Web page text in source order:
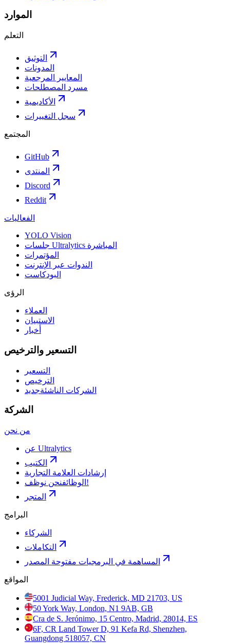
الموارد
التعلم
التوثيق
المدونات
المعايير المرجعية
مسرد المصطلحات
الأكاديمية
سجل التغييرات
المجتمع
GitHub
المنتدى
Discord
Reddit
الفعاليات
YOLO Vision
جلسات Ultralytics المباشرة
المؤتمرات
الندوات عبر الإنترنت
البودكاست
الرؤى
العملاء
الاستبيان
أخبار
التسعير والترخيص
التسعير
الترخيص
الشركات الناشئةجديد
الشركة
من نحن
عن Ultralytics
الكتيب
إرشادات العلامة التجارية
الوظائف نحن نوظف!
المتجر
البرامج
الشركاء
التكاملات
المساهمة في البرمجيات مفتوحة المصدر
المواقع
5001 Judicial Way, Frederick, MD 21703, US
50 York Way, London, N1 9AB, GB
Cra de S. Jerónimo, 15 Centro, Madrid, 28014, ES
6F, CR Land Tower D, 91 Kefa Rd, Shenzhen,
Guangdong 518057, CN